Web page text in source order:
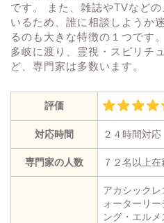
です。 また、雑誌やTVなど
いるため、誰に相談しようか
るのも大きな特徴の１つです
多岐に渡り、霊視・スピリチ
ど、専門家は多数います。
評価
対応時間 ２４時間対応
専門家の人数 ７２名以上在
アカシック
ォーターリ
ング・エル